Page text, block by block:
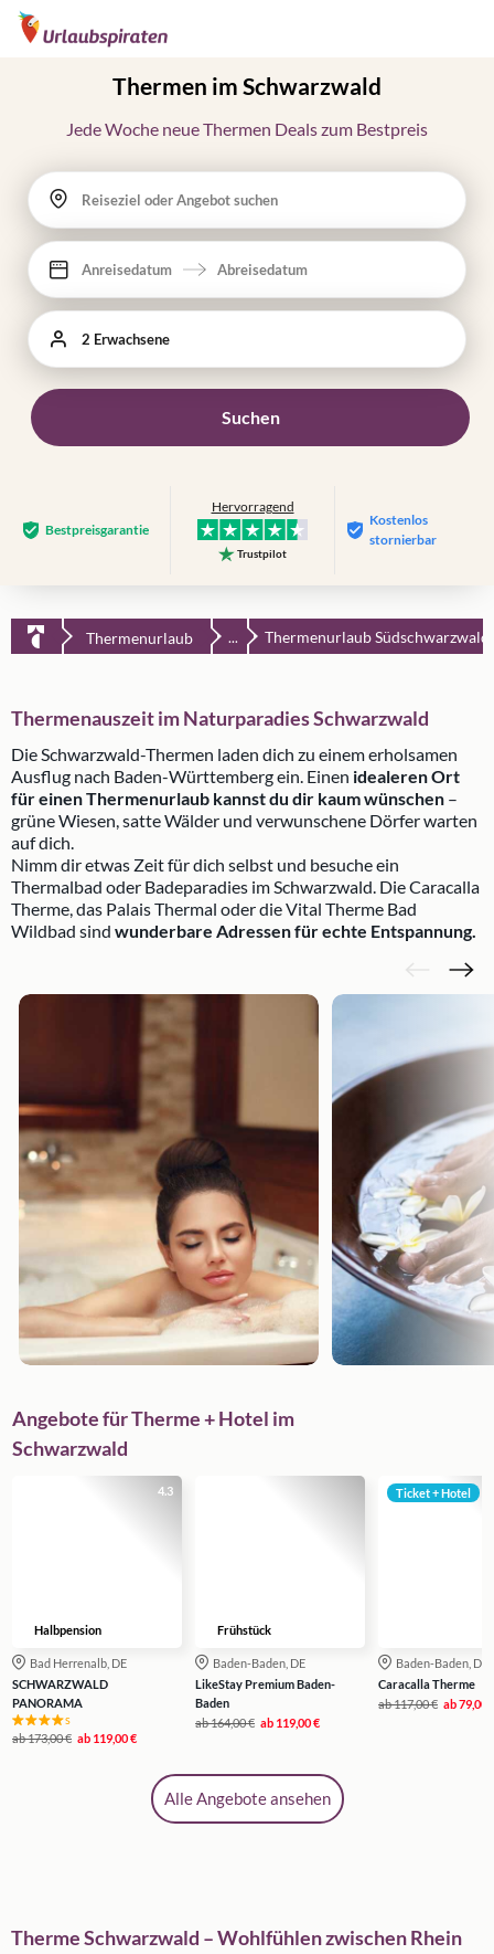
Thermen im Schwarzwald
Jede Woche neue Thermen Deals zum Bestpreis
Reiseziel oder Angebot suchen
Anreisedatum Abreisedatum
2 Erwachsene
Suchen
Bestpreis­garantie
Hervorragend
Trustpilot
Kostenlos
stornierbar
Thermenurlaub ... Thermenurlaub Südschwarzwald
Thermenauszeit im Naturparadies Schwarzwald
Die Schwarzwald-Thermen laden dich zu einem erholsamen
Ausflug nach Baden-Württemberg ein. Einen idealeren Ort
für einen Thermenurlaub kannst du dir kaum wünschen –
grüne Wiesen, satte Wälder und verwunschene Dörfer warten
auf dich.
Nimm dir etwas Zeit für dich selbst und besuche ein
Thermalbad oder Badeparadies im Schwarzwald. Die Caracalla
Therme, das Palais Thermal oder die Vital Therme Bad
Wildbad sind wunderbare Adressen für echte Entspannung.
Angebote für Therme + Hotel im
Schwarzwald
4.3
Halbpension
Bad Herrenalb, DE
SCHWARZWALD
PANORAMA
s
ab173,00 € ab 119,00 €
Frühstück
Baden-Baden, DE
LikeStay Premium Baden-
Baden
ab164,00 € ab 119,00 €
Ticket + Hotel
Baden-Baden, DE
Caracalla Therme
ab117,00 € ab79,00
Alle Angebote ansehen
Therme Schwarzwald – Wohlfühlen zwischen Rhein